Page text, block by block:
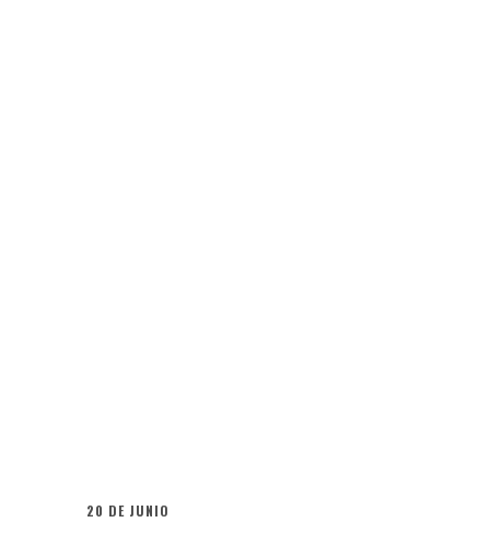
20 DE JUNIO